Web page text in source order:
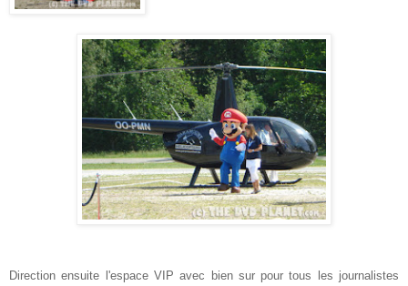
Direction ensuite l'espace VIP avec bien sur pour tous les journalistes